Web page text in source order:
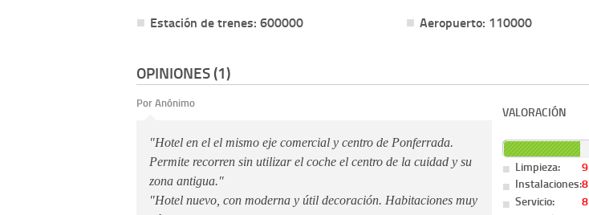
Estación de trenes: 600000
Aeropuerto: 110000
OPINIONES (1)
Por Anónimo
"Hotel en el el mismo eje comercial y centro de Ponferrada.
Permite recorren sin utilizar el coche el centro de la cuidad y su
zona antigua."
"Hotel nuevo, con moderna y útil decoración. Habitaciones muy
VALORACIÓN
Limpieza:
9
Instalaciones:8
Servicio:
8